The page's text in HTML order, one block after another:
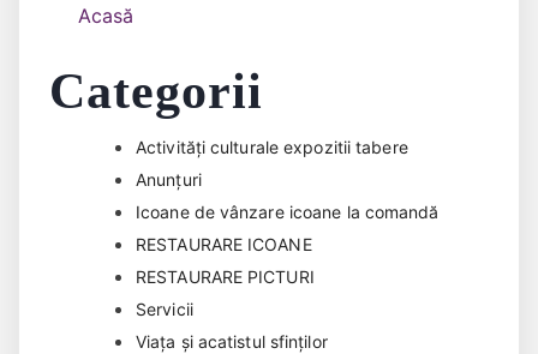
Acasă
Categorii
Activități culturale expozitii tabere
Anunțuri
Icoane de vânzare icoane la comandă
RESTAURARE ICOANE
RESTAURARE PICTURI
Servicii
Viața și acatistul sfinților